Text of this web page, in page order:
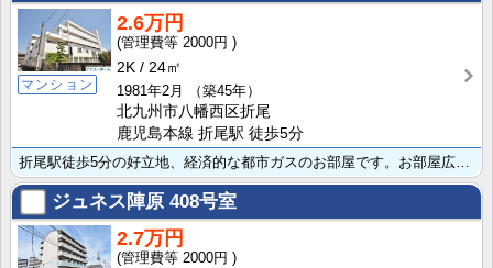
マンション
2.6万円
2000円
2K
24㎡
1981年2月
（築45年）
北九州市八幡西区折尾
鹿児島本線 折尾駅 徒歩5分
ジュネス陣原 408号室
2.7万円
2000円